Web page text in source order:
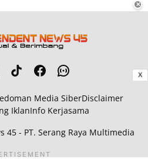
X
✕
Media SiberDisclaimer
IklanInfo Kerjasama
45- PT. Serang Raya Multimedia